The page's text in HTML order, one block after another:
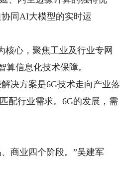
同AI大模型的实时运
心，聚焦工业及行业专网
信息化技术保障。
决方案是6G技术走向产业落
配行业需求。6G的发展，需
商业四个阶段。”吴建军